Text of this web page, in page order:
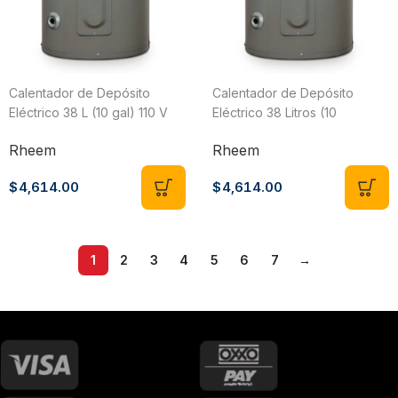
Calentador de Depósito
Eléctrico 38 L (10 gal) 110 V
Rheem
$4,614.00
Calentador de Depósito
Eléctrico 38 Litros (10
Rheem 89VP10/415512
Rheem
$4,614.00
1 2 3 4 5 6 7 →